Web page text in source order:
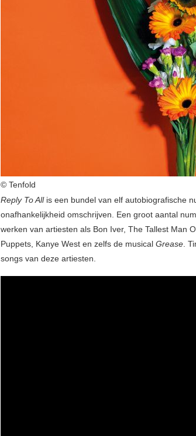
© Tenfold
Reply To All is een bundel van elf autobiografische
onafhankelijkheid omschrijven. Een groot aantal
werken van artiesten als Bon Iver, The Tallest Man
Puppets, Kanye West en zelfs de musical Grease.
songs van deze artiesten.